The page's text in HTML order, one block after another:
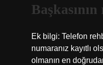
Ek bilgi: Telefon
numaranız kayıtlı
olmanın en